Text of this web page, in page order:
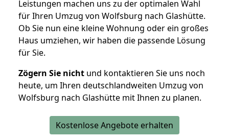
Leistungen machen uns zu der optimalen Wahl
für Ihren Umzug von Wolfsburg nach Glashütte.
Ob Sie nun eine kleine Wohnung oder ein großes
Haus umziehen, wir haben die passende Lösung
für Sie.
Zögern Sie nicht und kontaktieren Sie uns noch
heute, um Ihren deutschlandweiten Umzug von
Wolfsburg nach Glashütte mit Ihnen zu planen.
Kostenlose Angebote erhalten